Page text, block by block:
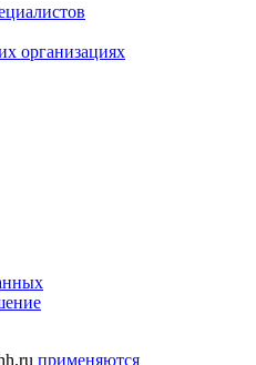
организациях
применяются